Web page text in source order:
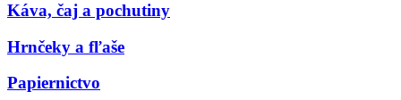
Káva, čaj a pochutiny
Hrnčeky a fľaše
Papiernictvo